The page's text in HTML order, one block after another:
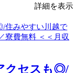
詳細を表示
クセスも◎/